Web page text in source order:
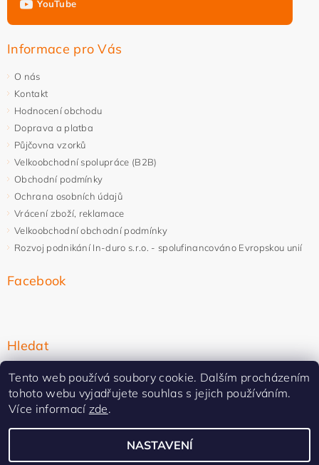
YouTube
Informace pro Vás
O nás
Kontakt
Hodnocení obchodu
Doprava a platba
Půjčovna vzorků
Velkoobchodní spolupráce (B2B)
Obchodní podmínky
Ochrana osobních údajů
Vrácení zboží, reklamace
Velkoobchodní obchodní podmínky
Rozvoj podnikání In-duro s.r.o. - spolufinancováno Evropskou unií
Facebook
Hledat
Upravit nastavení cookies
Tento web používá soubory cookie. Dalším procházením
tohoto webu vyjadřujete souhlas s jejich používáním.
Více informací zde.
NASTAVENÍ